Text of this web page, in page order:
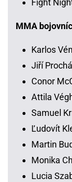
Fight
MMA
Karlos
Jiří
Conor
Attila
Samuel
Ľudovít
Martin
Monika
Lucia